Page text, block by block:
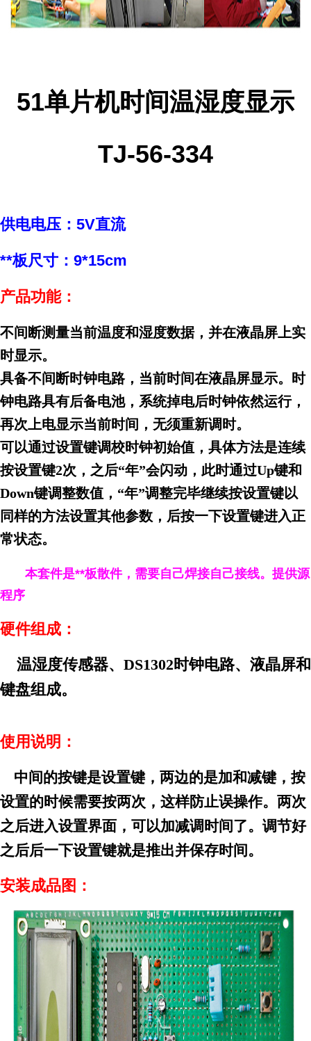
51单片机时间温湿度显示
TJ-56-334
供电电压：5V直流
**板尺寸：9*15cm
产品功能：
不间断测量当前温度和湿度数据，并在液晶屏上实
时显示。
具备不间断时钟电路，当前时间在液晶屏显示。时
钟电路具有后备电池，系统掉电后时钟依然运行，
再次上电显示当前时间，无须重新调时。
可以通过设置键调校时钟初始值，具体方法是连续
按设置键2次，之后“年”会闪动，此时通过Up键和
Down键调整数值，“年”调整完毕继续按设置键以
同样的方法设置其他参数，后按一下设置键进入正
常状态。
本套件是**板散件，需要自己焊接自己接线。提供源
程序
硬件组成：
温湿度传感器、 DS1302时钟电路、液晶屏和
键盘组成。
使用说明：
中间的按键是设置键，两边的是加和减键，按
设置的时候需要按两次，这样防止误操作。两次
之后进入设置界面，可以加减调时间了。调节好
之后后一下设置键就是推出并保存时间。
安装成品图：